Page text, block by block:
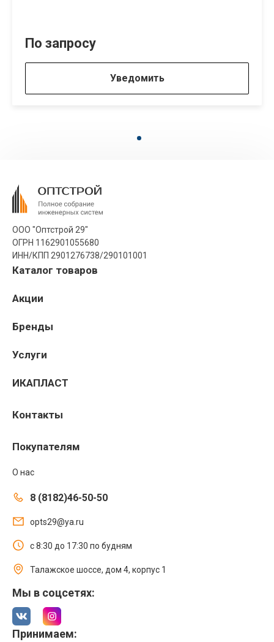
По запросу
Уведомить
ООО "Оптстрой 29"
ОГРН 1162901055680
ИНН/КПП 2901276738/290101001
Каталог товаров
Акции
Бренды
Услуги
ИКАПЛАСТ
Контакты
Покупателям
О нас
8 (8182)46-50-50
opts29@ya.ru
с 8:30 до 17:30 по будням
Талажское шоссе, дом 4, корпус 1
Мы в соцсетях:
Принимаем: